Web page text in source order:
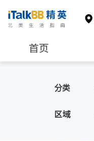
首页
分类
区域